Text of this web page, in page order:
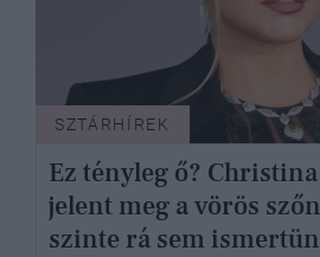
SZTÁRHÍREK
Ez tényleg ő?
jelent meg a vörös
szinte rá sem